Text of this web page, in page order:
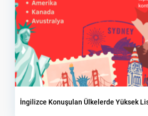
İngilizce Konuşulan Ülkelerde Yüksek